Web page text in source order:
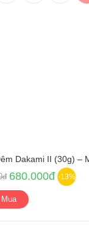
Dakami II (30g) –
680.000đ -13%